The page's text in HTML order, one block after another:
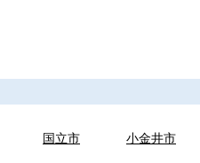
国立市 小金井市